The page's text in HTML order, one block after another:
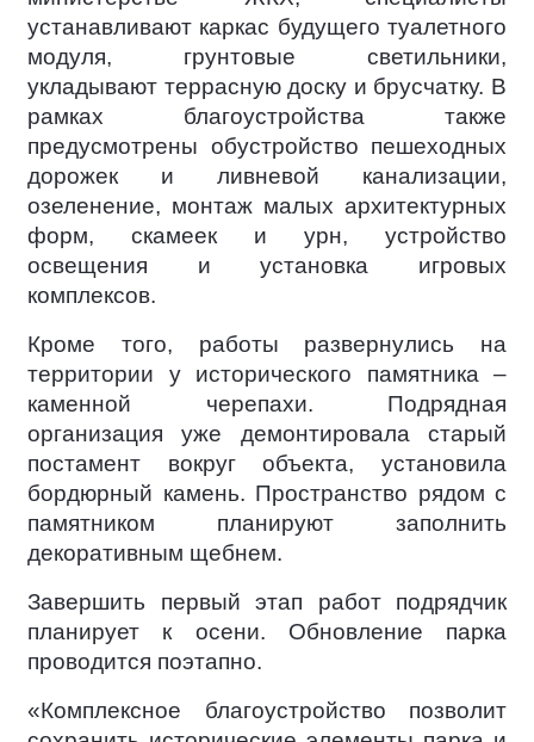
устанавливают каркас будущего туалетного
модуля, грунтовые светильники,
укладывают террасную доску и брусчатку. В
рамках благоустройства также
предусмотрены обустройство пешеходных
дорожек и ливневой канализации,
озеленение, монтаж малых архитектурных
форм, скамеек и урн, устройство
освещения и установка игровых
комплексов.
Кроме того, работы развернулись на
территории у исторического памятника –
каменной черепахи. Подрядная
организация уже демонтировала старый
постамент вокруг объекта, установила
бордюрный камень. Пространство рядом с
памятником планируют заполнить
декоративным щебнем.
Завершить первый этап работ подрядчик
планирует к осени. Обновление парка
проводится поэтапно.
«Комплексное благоустройство позволит